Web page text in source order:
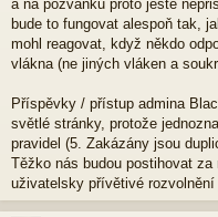
e
k
a na pozvánku proto ještě
bude to fungovat alespoň tak,
mohl reagovat, když někdo
vlákna (ne jiných vláken a
Příspěvky / přístup admina
světlé stránky, protože
pravidel (5. Zakázány jsou
Těžko nás budou postihovat
uživatelsky přívětivé